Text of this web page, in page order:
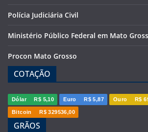
Polícia Judiciária Civil
Ministério Público Federal em Mato
Procon Mato Grosso
COTAÇÃO
Dólar R$ 5,10 Euro R$ 5,87 Ouro R$
Bitcoin R$ 329536,00
GRÃOS